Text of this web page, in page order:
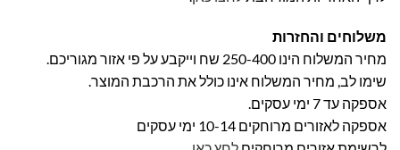
משלוחים והחזרות
מחיר המשלוח הינו 250-400 שח וייקבע על פי אזור מגוריכם.
שימו לב, מחיר המשלוח אינו כולל את הרכבת המוצר.
אספקה עד 7 ימי עסקים.
אספקה לאזורים מרוחקים 10-14 ימי עסקים